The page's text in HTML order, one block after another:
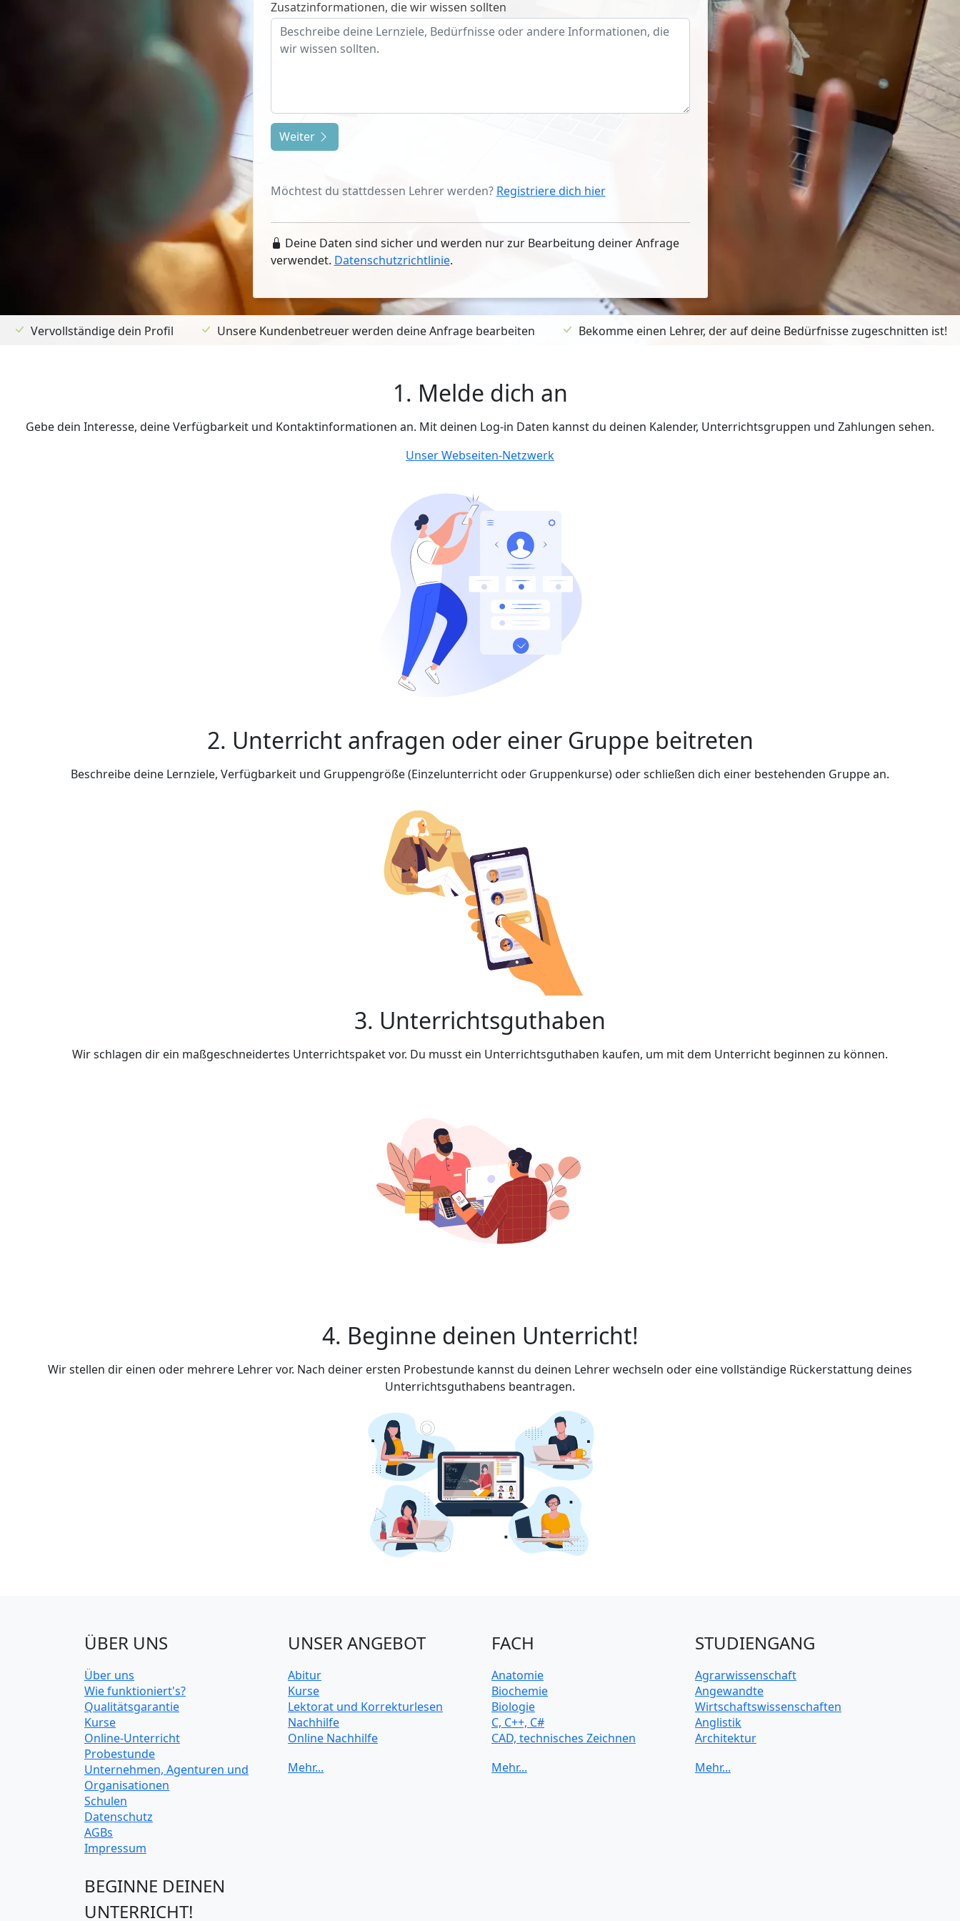
Zusatzinformationen, die wir wissen sollten
Weiter
Möchtest du stattdessen Lehrer werden? Registriere dich hier
Deine Daten sind sicher und werden nur zur Bearbeitung deiner Anfrage
verwendet. Datenschutzrichtlinie.
Vervollständige dein Profil Unsere Kundenbetreuer werden deine Anfrage bearbeiten Bekomme einen Lehrer, der auf deine Bedürfnisse zugeschnitten ist!
1. Melde dich an
Gebe dein Interesse, deine Verfügbarkeit und Kontaktinformationen an. Mit deinen Log-in Daten kannst du deinen Kalender, Unterrichtsgruppen und Zahlungen sehen.
Unser Webseiten-Netzwerk
2. Unterricht anfragen oder einer Gruppe beitreten
Beschreibe deine Lernziele, Verfügbarkeit und Gruppengröße (Einzelunterricht oder Gruppenkurse) oder schließen dich einer bestehenden Gruppe an.
3. Unterrichtsguthaben
Wir schlagen dir ein maßgeschneidertes Unterrichtspaket vor. Du musst ein Unterrichtsguthaben kaufen, um mit dem Unterricht beginnen zu können.
4. Beginne deinen Unterricht!
Wir stellen dir einen oder mehrere Lehrer vor. Nach deiner ersten Probestunde kannst du deinen Lehrer wechseln oder eine vollständige Rückerstattung deines
Unterrichtsguthabens beantragen.
ÜBER UNS
Über uns
Wie funktioniert's?
Qualitätsgarantie
Kurse
Online-Unterricht
Probestunde
Unternehmen, Agenturen und
Organisationen
Schulen
Datenschutz
AGBs
Impressum
BEGINNE DEINEN
UNTERRICHT!
UNSER ANGEBOT
Abitur
Kurse
Lektorat und Korrekturlesen
Nachhilfe
Online Nachhilfe
FACH
Anatomie
Biochemie
Biologie
C, C++, C#
CAD, technisches Zeichnen
Computerarchitektur
STUDIENGANG
Agrarwissenschaft
Angewandte
Wirtschaftswissenschaften
Anglistik
Architektur
Betriebswirtschaft BWL